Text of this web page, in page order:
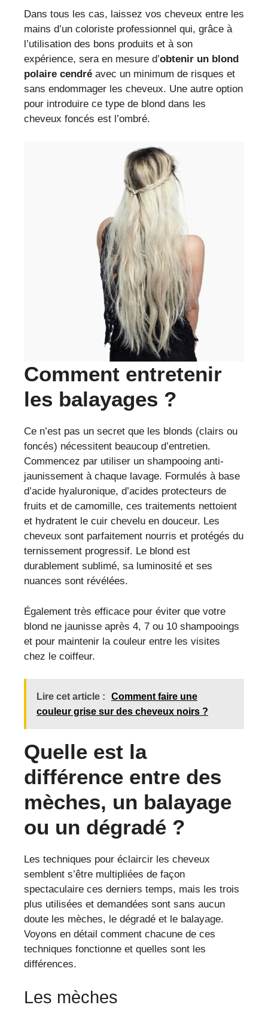
Dans tous les cas, laissez vos cheveux entre les
mains d’un coloriste professionnel qui, grâce à
l’utilisation des bons produits et à son
expérience, sera en mesure d’obtenir un blond
polaire cendré avec un minimum de risques et
sans endommager les cheveux. Une autre option
pour introduire ce type de blond dans les
cheveux foncés est l’ombré.
Comment entretenir
les balayages ?
Ce n’est pas un secret que les blonds (clairs ou
foncés) nécessitent beaucoup d’entretien.
Commencez par utiliser un shampooing anti-
jaunissement à chaque lavage. Formulés à base
d’acide hyaluronique, d’acides protecteurs de
fruits et de camomille, ces traitements nettoient
et hydratent le cuir chevelu en douceur. Les
cheveux sont parfaitement nourris et protégés du
ternissement progressif. Le blond est
durablement sublimé, sa luminosité et ses
nuances sont révélées.
Également très efficace pour éviter que votre
blond ne jaunisse après 4, 7 ou 10 shampooings
et pour maintenir la couleur entre les visites
chez le coiffeur.
Lire cet article :
Comment faire une
couleur grise sur des cheveux noirs ?
Quelle est la
différence entre des
mèches, un balayage
ou un dégradé ?
Les techniques pour éclaircir les cheveux
semblent s’être multipliées de façon
spectaculaire ces derniers temps, mais les trois
plus utilisées et demandées sont sans aucun
doute les mèches, le dégradé et le balayage.
Voyons en détail comment chacune de ces
techniques fonctionne et quelles sont les
différences.
Les mèches